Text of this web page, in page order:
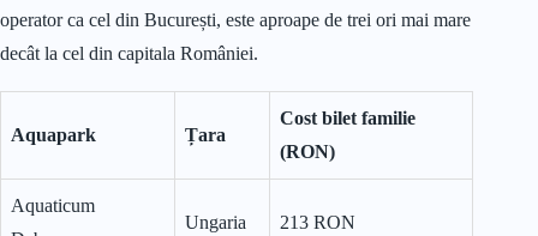
operator ca cel din București, este aproape de trei ori mai mare
decât la cel din capitala României.
Aquapark Țara
Cost bilet familie
(RON)
Aquaticum
Ungaria 213 RON